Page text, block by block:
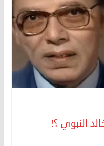
النبوي ؟!